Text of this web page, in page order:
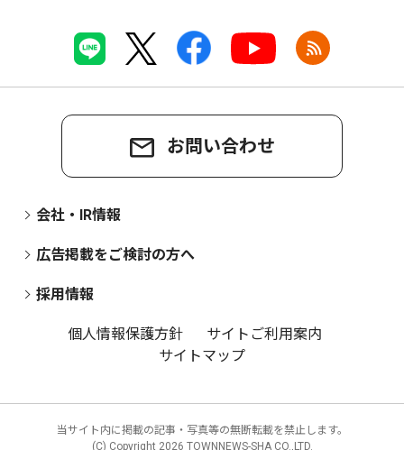
お問い合わせ
会社・IR情報
広告掲載をご検討の方へ
採用情報
個人情報保護方針
サイトご利用案内
サイトマップ
当サイト内に掲載の記事・写真等の無断転載を禁止します。
(C) Copyright 2026 TOWNNEWS-SHA CO.,LTD.